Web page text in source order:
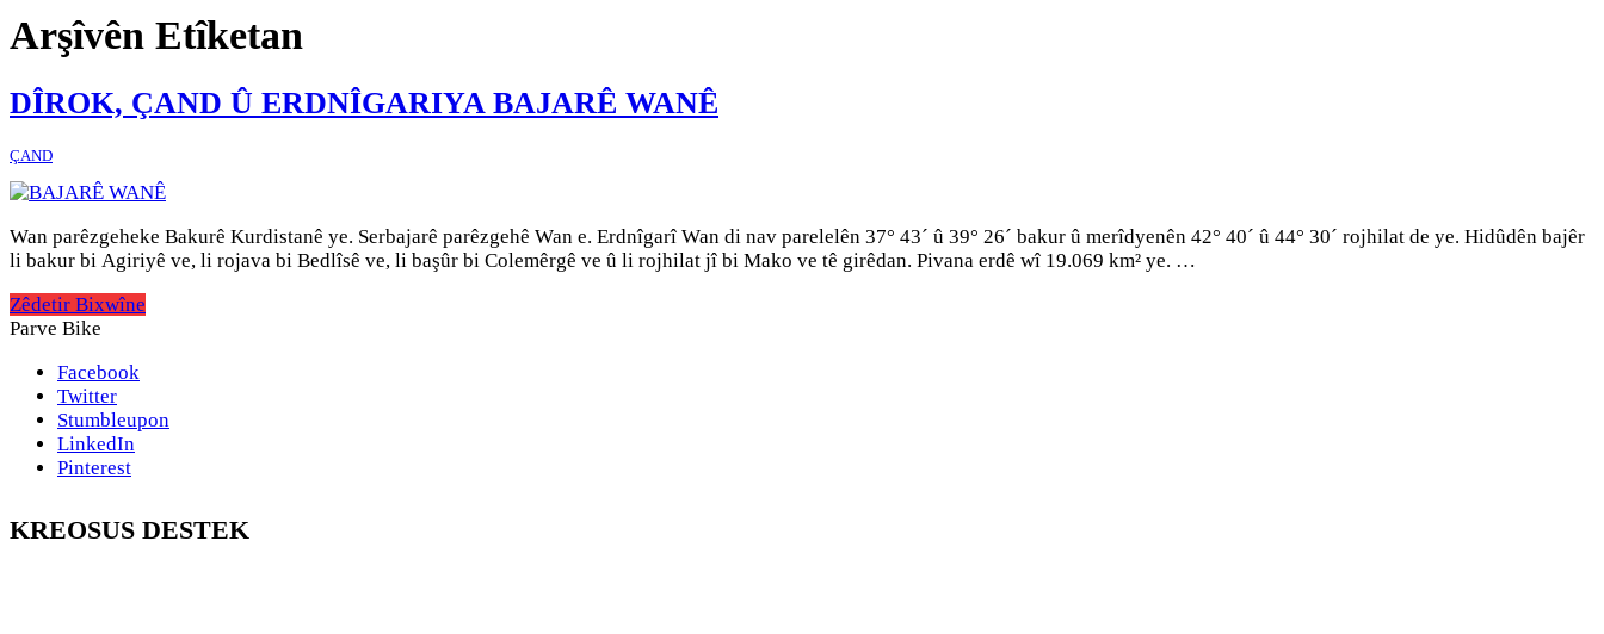
Arşîvên Etîketan
DÎROK, ÇAND Û ERDNÎGARIYA BAJARÊ WANÊ
ÇAND
Wan parêzgeheke Bakurê Kurdistanê ye. Serbajarê parêzgehê Wan e. Erdnîgarî Wan di nav parelelên 37° 43´ û 39° 26´ bakur û merîdyenên 42° 40´ û 44° 30´ rojhilat de ye. Hidûdên bajêr
li bakur bi Agiriyê ve, li rojava bi Bedlîsê ve, li başûr bi Colemêrgê ve û li rojhilat jî bi Mako ve tê girêdan. Pivana erdê wî 19.069 km² ye. …
Zêdetir Bixwîne
Parve Bike
Facebook
Twitter
Stumbleupon
LinkedIn
Pinterest
KREOSUS DESTEK